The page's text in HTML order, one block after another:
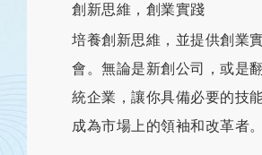
創新思維，創業實踐
培養創新思維，並提供創業
會。無論是新創公司，或是
統企業，讓你具備必要的技
成為市場上的領袖和改革者。